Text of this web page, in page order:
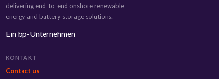
delivering end-to-end onshore renewable
energy and battery storage solutions.
Ein bp-Unternehmen
KONTAKT
Contact us